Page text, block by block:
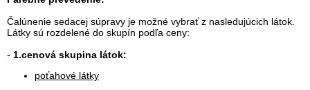
Čalúnenie sedacej súpravy je možné vybrať z nasledujúcich látok.
Látky sú rozdelené do skupín podľa ceny:
- 1.cenová skupina látok:
poťahové látky